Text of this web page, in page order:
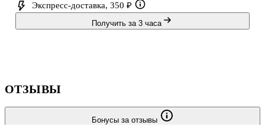
Экспресс-доставка, 350 ₽
Получить за 3 часа
ОТЗЫВЫ
Бонусы за отзывы